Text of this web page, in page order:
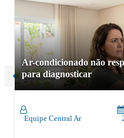
Ar-condicionado não
para diagnosticar
Equipe Central Ar